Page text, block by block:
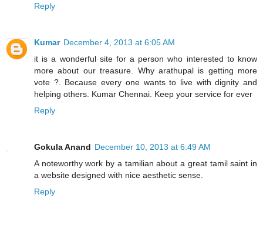
Reply
Kumar December 4, 2013 at 6:05 AM
it is a wonderful site for a person who interested to know
more about our treasure. Why arathupal is getting more
vote ?. Because every one wants to live with dignity and
helping others. Kumar Chennai. Keep your service for ever
Reply
Gokula Anand December 10, 2013 at 6:49 AM
A noteworthy work by a tamilian about a great tamil saint in
a website designed with nice aesthetic sense.
Reply